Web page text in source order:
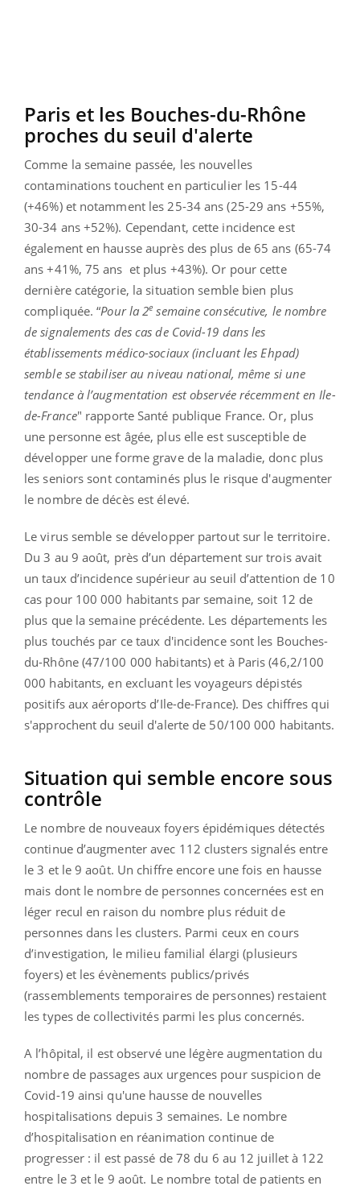
Paris et les Bouches-du-Rhône
proches du seuil d'alerte
Comme la semaine passée, les nouvelles
contaminations touchent en particulier les 15-44
(+46%) et notamment les 25-34 ans (25-29 ans +55%,
30-34 ans +52%). Cependant, cette incidence est
également en hausse auprès des plus de 65 ans (65-74
ans +41%, 75 ans et plus +43%). Or pour cette
dernière catégorie, la situation semble bien plus
compliquée. “Pour la 2e semaine consécutive, le nombre
de signalements des cas de Covid-19 dans les
établissements médico-sociaux (incluant les Ehpad)
semble se stabiliser au niveau national, même si une
tendance à l’augmentation est observée récemment en Ile-
de-France" rapporte Santé publique France. Or, plus
une personne est âgée, plus elle est susceptible de
développer une forme grave de la maladie, donc plus
les seniors sont contaminés plus le risque d'augmenter
le nombre de décès est élevé.
Le virus semble se développer partout sur le territoire.
Du 3 au 9 août, près d’un département sur trois avait
un taux d’incidence supérieur au seuil d’attention de 10
cas pour 100 000 habitants par semaine, soit 12 de
plus que la semaine précédente. Les départements les
plus touchés par ce taux d'incidence sont les Bouches-
du-Rhône (47/100 000 habitants) et à Paris (46,2/100
000 habitants, en excluant les voyageurs dépistés
positifs aux aéroports d’Ile-de-France). Des chiffres qui
s'approchent du seuil d'alerte de 50/100 000 habitants.
Situation qui semble encore sous
contrôle
Le nombre de nouveaux foyers épidémiques détectés
continue d’augmenter avec 112 clusters signalés entre
le 3 et le 9 août. Un chiffre encore une fois en hausse
mais dont le nombre de personnes concernées est en
léger recul en raison du nombre plus réduit de
personnes dans les clusters. Parmi ceux en cours
d’investigation, le milieu familial élargi (plusieurs
foyers) et les évènements publics/privés
(rassemblements temporaires de personnes) restaient
les types de collectivités parmi les plus concernés.
A l’hôpital, il est observé une légère augmentation du
nombre de passages aux urgences pour suspicion de
Covid-19 ainsi qu'une hausse de nouvelles
hospitalisations depuis 3 semaines. Le nombre
d’hospitalisation en réanimation continue de
progresser : il est passé de 78 du 6 au 12 juillet à 122
entre le 3 et le 9 août. Le nombre total de patients en